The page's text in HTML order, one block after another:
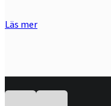
Läs mer